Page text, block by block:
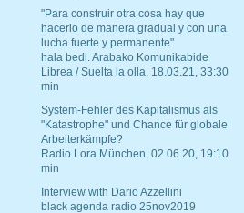
"Para construir otra cosa hay que
hacerlo de manera gradual y con una
lucha fuerte y permanente"
hala bedi. Arabako Komunikabide
Librea / Suelta la olla, 18.03.21, 33:30
min
System-Fehler des Kapitalismus als
"Katastrophe" und Chance für globale
Arbeiterkämpfe?
Radio Lora München, 02.06.20, 19:10
min
Interview with Dario Azzellini
black agenda radio 25nov2019